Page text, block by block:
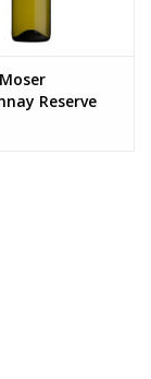
Reserve